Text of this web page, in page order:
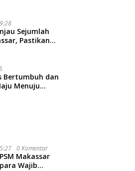
Sejumlah
Pastikan
Bertumbuh dan
Menuju
0 Komentar
Makassar
Wajib